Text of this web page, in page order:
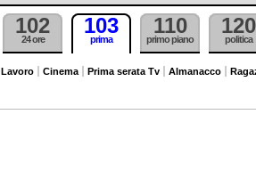
102
24 ore
103
prima
110
primo piano
120
politica
Lavoro Cinema Prima serata Tv Almanacco